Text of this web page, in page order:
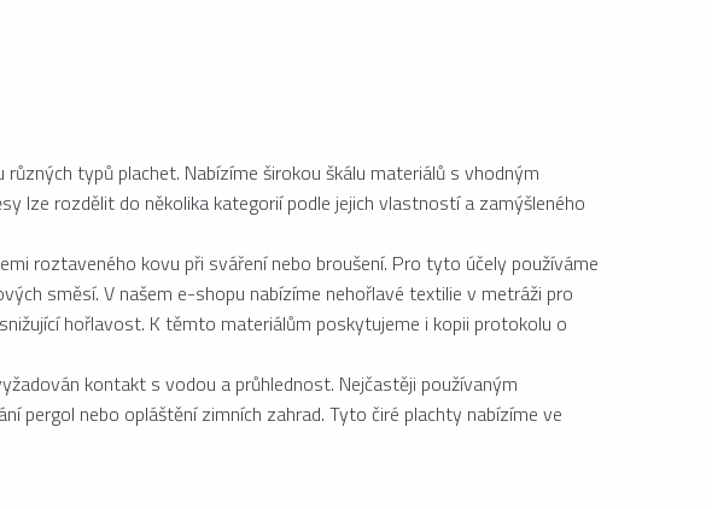
typů plachet. Nabízíme širokou škálu materiálů s vhodným
lze rozdělit do několika kategorií podle jejich vlastností a zamýšleného
roztaveného kovu při sváření nebo broušení. Pro tyto účely používáme
směsí. V našem e-shopu nabízíme nehořlavé textilie v metráži pro
hořlavost. K těmto materiálům poskytujeme i kopii protokolu o
kontakt s vodou a průhlednost. Nejčastěji používaným
pergol nebo opláštění zimních zahrad. Tyto čiré plachty nabízíme ve